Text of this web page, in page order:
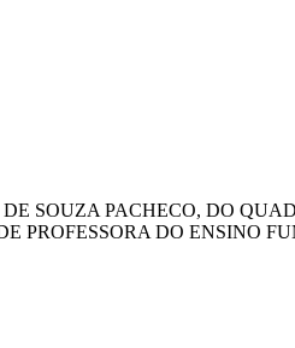
SOUZA PACHECO, DO
PROFESSORA DO ENSINO